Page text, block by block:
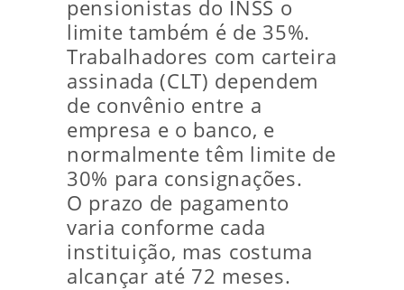
pensionistas do INSS o
limite também é de 35%.
Trabalhadores com carteira
assinada (CLT) dependem
de convênio entre a
empresa e o banco, e
normalmente têm limite de
30% para consignações.
O prazo de pagamento
varia conforme cada
instituição, mas costuma
alcançar até 72 meses.